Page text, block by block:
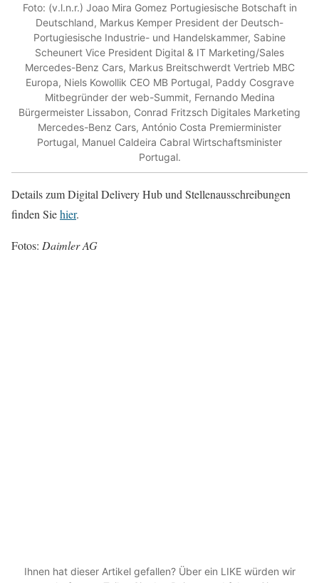
Foto: (v.l.n.r.) Joao Mira Gomez Portugiesische Botschaft in
Deutschland, Markus Kemper President der Deutsch-
Portugiesische Industrie- und Handelskammer, Sabine
Scheunert Vice President Digital & IT Marketing/Sales
Mercedes-Benz Cars, Markus Breitschwerdt Vertrieb MBC
Europa, Niels Kowollik CEO MB Portugal, Paddy Cosgrave
Mitbegründer der web-Summit, Fernando Medina
Bürgermeister Lissabon, Conrad Fritzsch Digitales Marketing
Mercedes-Benz Cars, António Costa Premierminister
Portugal, Manuel Caldeira Cabral Wirtschaftsminister
Portugal.
Details zum Digital Delivery Hub und Stellenausschreibungen
finden Siehier.
Fotos: Daimler AG
Ihnen hat dieser Artikel gefallen? Über ein LIKE würden wir